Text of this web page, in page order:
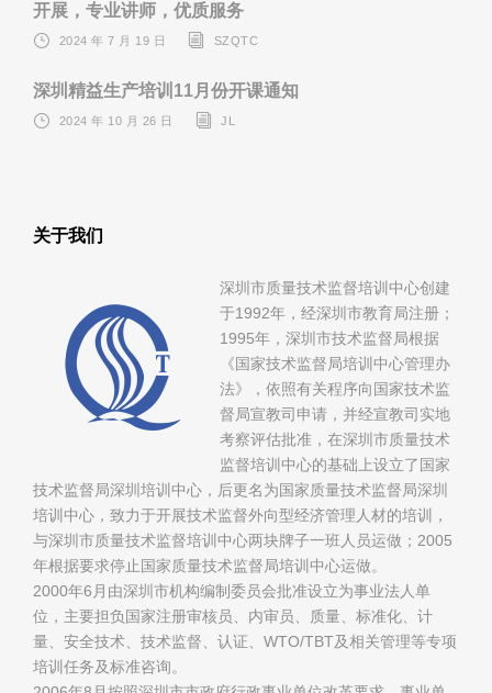
开展，专业讲师，优质服务
2024 年 7 月 19 日 SZQTC
深圳精益生产培训11月份开课通知
2024 年 10 月 26 日 JL
关于我们
深圳市质量技术监督培训中心创建
于1992年，经深圳市教育局注册；
1995年，深圳市技术监督局根据
《国家技术监督局培训中心管理办
法》，依照有关程序向国家技术监
督局宣教司申请，并经宣教司实地
考察评估批准，在深圳市质量技术
监督培训中心的基础上设立了国家
技术监督局深圳培训中心，后更名为国家质量技术监督局深圳
培训中心，致力于开展技术监督外向型经济管理人材的培训，
与深圳市质量技术监督培训中心两块牌子一班人员运做；2005
年根据要求停止国家质量技术监督局培训中心运做。
2000年6月由深圳市机构编制委员会批准设立为事业法人单
位，主要担负国家注册审核员、内审员、质量、标准化、计
量、安全技术、技术监督、认证、WTO/TBT及相关管理等专项
培训任务及标准咨询。